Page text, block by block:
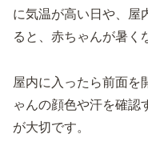
に気温が高い日や、屋
ると、赤ちゃんが暑く
屋内に入ったら前面を
ゃんの顔色や汗を確認
が大切です。